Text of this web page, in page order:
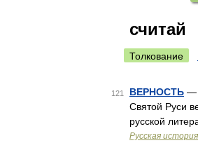
считай
Толкование
121 ВЕРНОСТЬ —
Святой Руси
русской
Русская история